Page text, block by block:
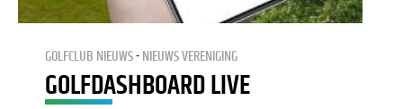
GOLFCLUB NIEUWS NIEUWS VERENIGING
GOLFDASHBOARD LIVE